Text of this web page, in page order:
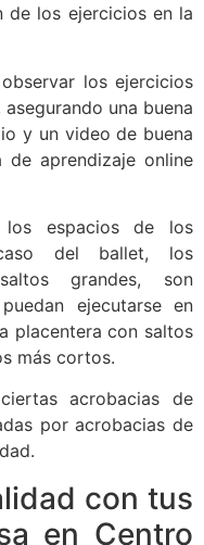
de los ejercicios en la
los ejercicios
una buena
y un video de buena
de aprendizaje online
espacios de los
del ballet, los
grandes, son
ejecutarse en
placentera con saltos
más cortos.
acrobacias de
por acrobacias de
con tus
en Centro